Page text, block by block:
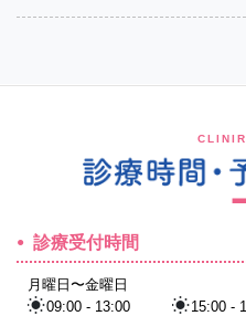
診療受付時間
月曜日〜金曜日
09:00 - 13:00
15:00 -